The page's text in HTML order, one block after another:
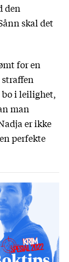
den
skal det
for en
i leilighet,
man
er ikke
perfekte